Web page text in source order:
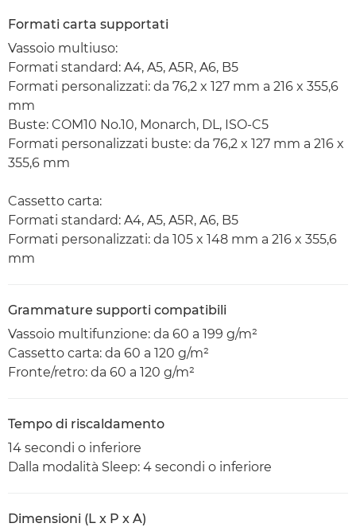
Formati carta supportati
Vassoio multiuso:
Formati standard: A4, A5, A5R, A6, B5
Formati personalizzati: da 76,2 x 127 mm a 216 x 355,6
mm
Buste: COM10 No.10, Monarch, DL, ISO-C5
Formati personalizzati buste: da 76,2 x 127 mm a 216 x
355,6 mm
Cassetto carta:
Formati standard: A4, A5, A5R, A6, B5
Formati personalizzati: da 105 x 148 mm a 216 x 355,6
mm
Grammature supporti compatibili
Vassoio multifunzione: da 60 a 199 g/m²
Cassetto carta: da 60 a 120 g/m²
Fronte/retro: da 60 a 120 g/m²
Tempo di riscaldamento
14 secondi o inferiore
Dalla modalità Sleep: 4 secondi o inferiore
Dimensioni (L x P x A)